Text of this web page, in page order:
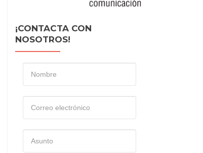
¡CONTACTA CON
NOSOTROS!